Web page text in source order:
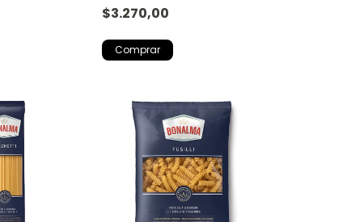
$3.270,00